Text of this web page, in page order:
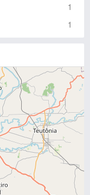
1
1